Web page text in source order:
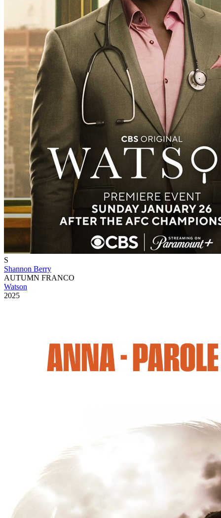
S
Shannon Berry
AUTUMN FRANCO
Watson
2025